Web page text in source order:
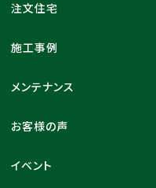
注文住宅
施工事例
メンテナンス
お客様の声
イベント